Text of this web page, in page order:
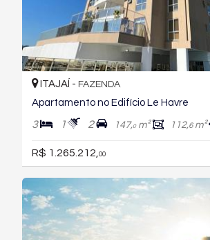
ITAJAÍ - FAZENDA
Apartamento no Edifício Le Havre
3 1 2 147,0m² 112,6m²
R$ 1.265.212,00